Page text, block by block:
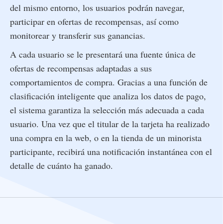
del mismo entorno, los usuarios podrán navegar,
participar en ofertas de recompensas, así como
monitorear y transferir sus ganancias.
A cada usuario se le presentará una fuente única de
ofertas de recompensas adaptadas a sus
comportamientos de compra. Gracias a una función de
clasificación inteligente que analiza los datos de pago,
el sistema garantiza la selección más adecuada a cada
usuario. Una vez que el titular de la tarjeta ha realizado
una compra en la web, o en la tienda de un minorista
participante, recibirá una notificación instantánea con el
detalle de cuánto ha ganado.